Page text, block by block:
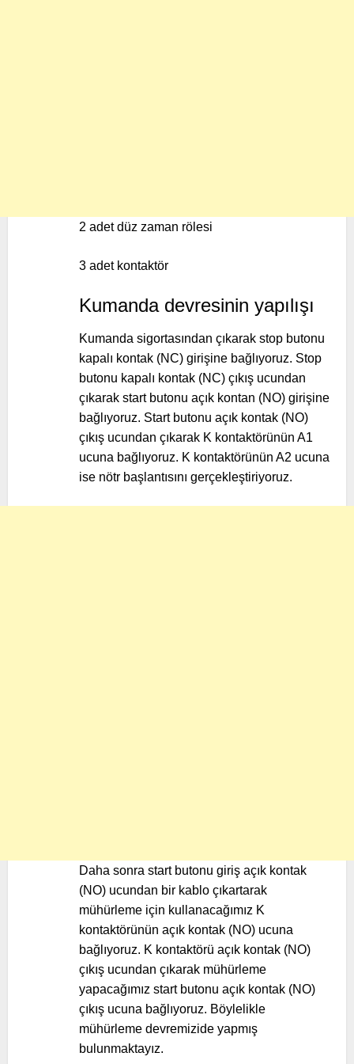
2 adet düz zaman rölesi
3 adet kontaktör
Kumanda devresinin yapılışı
Kumanda sigortasından çıkarak stop butonu
kapalı kontak (NC) girişine bağlıyoruz. Stop
butonu kapalı kontak (NC) çıkış ucundan
çıkarak start butonu açık kontan (NO) girişine
bağlıyoruz. Start butonu açık kontak (NO)
çıkış ucundan çıkarak K kontaktörünün A1
ucuna bağlıyoruz. K kontaktörünün A2 ucuna
ise nötr başlantısını gerçekleştiriyoruz.
Daha sonra start butonu giriş açık kontak
(NO) ucundan bir kablo çıkartarak
mühürleme için kullanacağımız K
kontaktörünün açık kontak (NO) ucuna
bağlıyoruz. K kontaktörü açık kontak (NO)
çıkış ucundan çıkarak mühürleme
yapacağımız start butonu açık kontak (NO)
çıkış ucuna bağlıyoruz. Böylelikle
mühürleme devremizide yapmış
bulunmaktayız.